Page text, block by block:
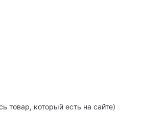
товар, который есть на сайте)